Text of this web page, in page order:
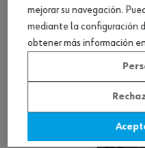
mejorar su navegación.
mediante la configuración
obtener más información